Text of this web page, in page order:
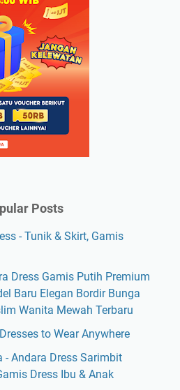
Posts
- Tunik & Skirt, Gamis
Dress Gamis Putih Premium
Baru Elegan Bordir Bunga
Wanita Mewah Terbaru
to Wear Anywhere
- Andara Dress Sarimbit
Dress Ibu & Anak